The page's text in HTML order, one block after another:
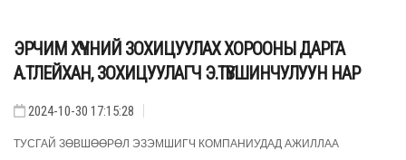
ЭРЧИМ ХҮЧНИЙ ЗОХИЦУУЛАХ ХОРООНЫ ДАРГА
А.ТЛЕЙХАН, ЗОХИЦУУЛАГЧ Э.ТҮВШИНЧУЛУУН НАР
2024-10-30 17:15:28
ТУСГАЙ ЗӨВШӨӨРӨЛ ЭЗЭМШИГЧ КОМПАНИУДАД АЖИЛЛАА